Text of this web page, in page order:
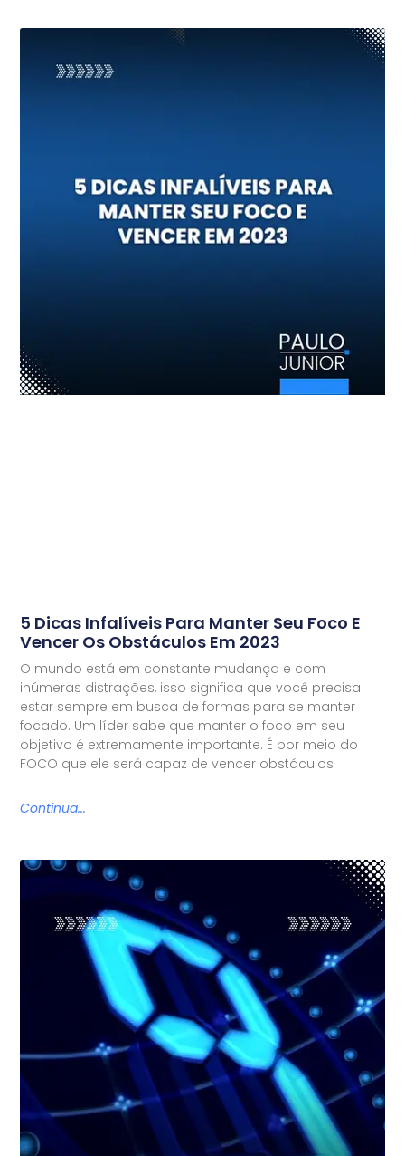
5 Dicas Infalíveis Para Manter Seu Foco E
Vencer Os Obstáculos Em 2023
O mundo está em constante mudança e com
inúmeras distrações, isso significa que você precisa
estar sempre em busca de formas para se manter
focado. Um líder sabe que manter o foco em seu
objetivo é extremamente importante. É por meio do
FOCO que ele será capaz de vencer obstáculos
Continua...